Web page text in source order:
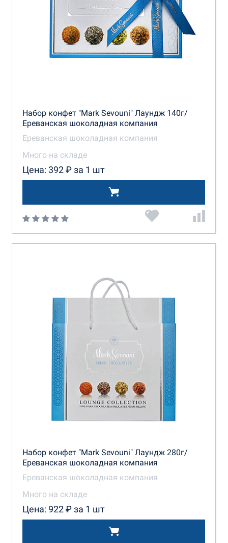
Набор конфет "Mark Sevouni" Лаундж 140г/
Ереванская шоколадная компания
Ереванская шоколадная компания
Много на складе
Цена: 392 ₽ за 1 шт
Набор конфет "Mark Sevouni" Лаундж 280г/
Ереванская шоколадная компания
Ереванская шоколадная компания
Много на складе
Цена: 922 ₽ за 1 шт